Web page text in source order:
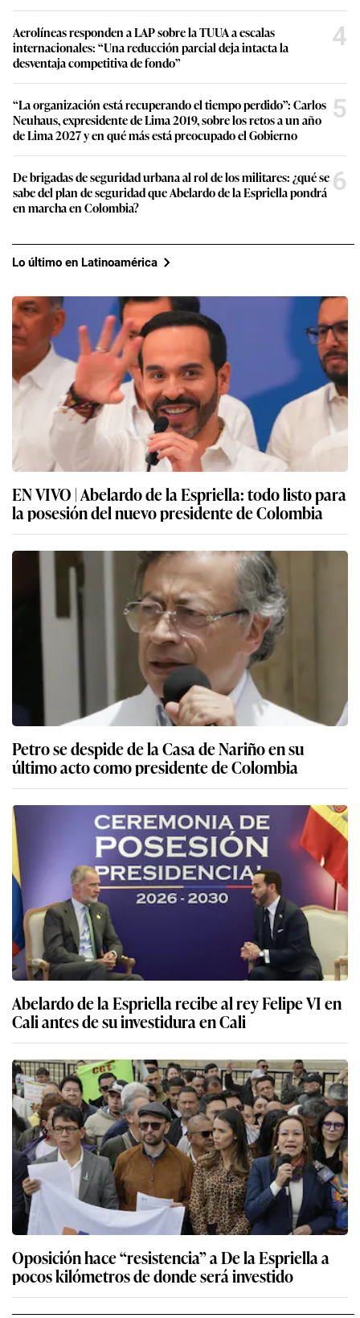
Aerolíneas responden a LAP sobre la TUUA a escalas
internacionales: “Una reducción parcial deja intacta la
desventaja competitiva de fondo”
4
“La organización está recuperando el tiempo perdido”: Carlos
Neuhaus, expresidente de Lima 2019, sobre los retos a un año
de Lima 2027 y en qué más está preocupado el Gobierno
5
De brigadas de seguridad urbana al rol de los militares: ¿qué se
sabe del plan de seguridad que Abelardo de la Espriella pondrá
en marcha en Colombia?
6
Lo último en Latinoamérica
EN VIVO | Abelardo de la Espriella: todo listo para
la posesión del nuevo presidente de Colombia
Petro se despide de la Casa de Nariño en su
último acto como presidente de Colombia
Abelardo de la Espriella recibe al rey Felipe VI en
Cali antes de su investidura en Cali
Oposición hace “resistencia” a De la Espriella a
pocos kilómetros de donde será investido